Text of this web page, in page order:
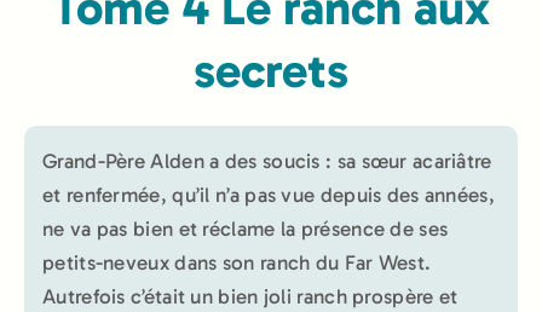
secrets
Grand-Père Alden a des soucis : sa sœur acariâtre
et renfermée, qu’il n’a pas vue depuis des années,
ne va pas bien et réclame la présence de ses
petits-neveux dans son ranch du Far West.
Autrefois c’était un bien joli ranch prospère et